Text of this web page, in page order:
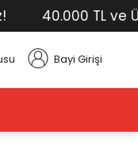
40.000 TL ve Üstü
Bayi Girişi